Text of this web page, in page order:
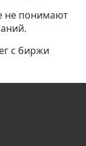
не понимают
с биржи